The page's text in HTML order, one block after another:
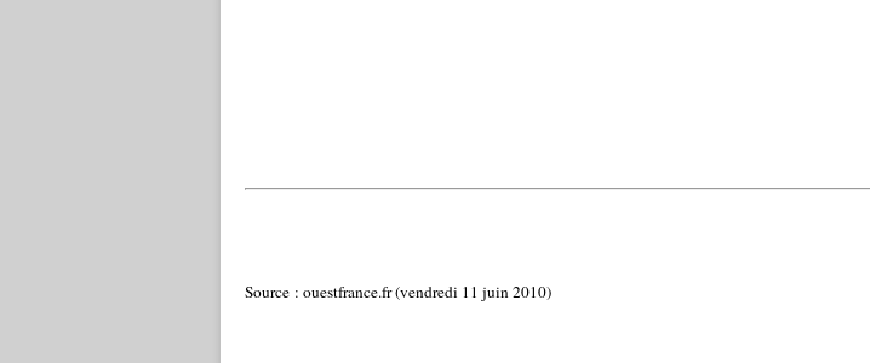
Source : ouestfrance.fr (vendredi 11 juin 2010)